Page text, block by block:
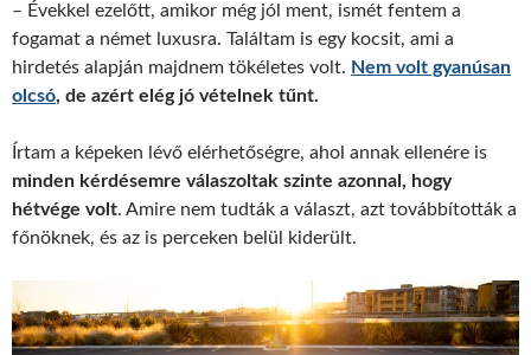
– Évekkel ezelőtt, amikor még jól ment, ismét fentem a
fogamat a német luxusra. Találtam is egy kocsit, ami a
hirdetés alapján majdnem tökéletes volt. Nem volt gyanúsan
olcsó, de azért elég jó vételnek tűnt.
Írtam a képeken lévő elérhetőségre, ahol annak ellenére is
minden kérdésemre válaszoltak szinte azonnal, hogy
hétvége volt. Amire nem tudták a választ, azt továbbították a
főnöknek, és az is perceken belül kiderült.